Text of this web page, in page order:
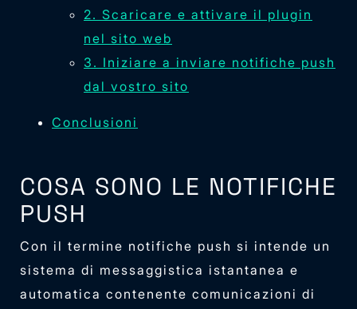
2. Scaricare e attivare il plugin
nel sito web
3. Iniziare a inviare notifiche push
dal vostro sito
Conclusioni
COSA SONO LE NOTIFICHE
PUSH
Con il termine notifiche push si intende un
sistema di messaggistica istantanea e
automatica contenente comunicazioni di